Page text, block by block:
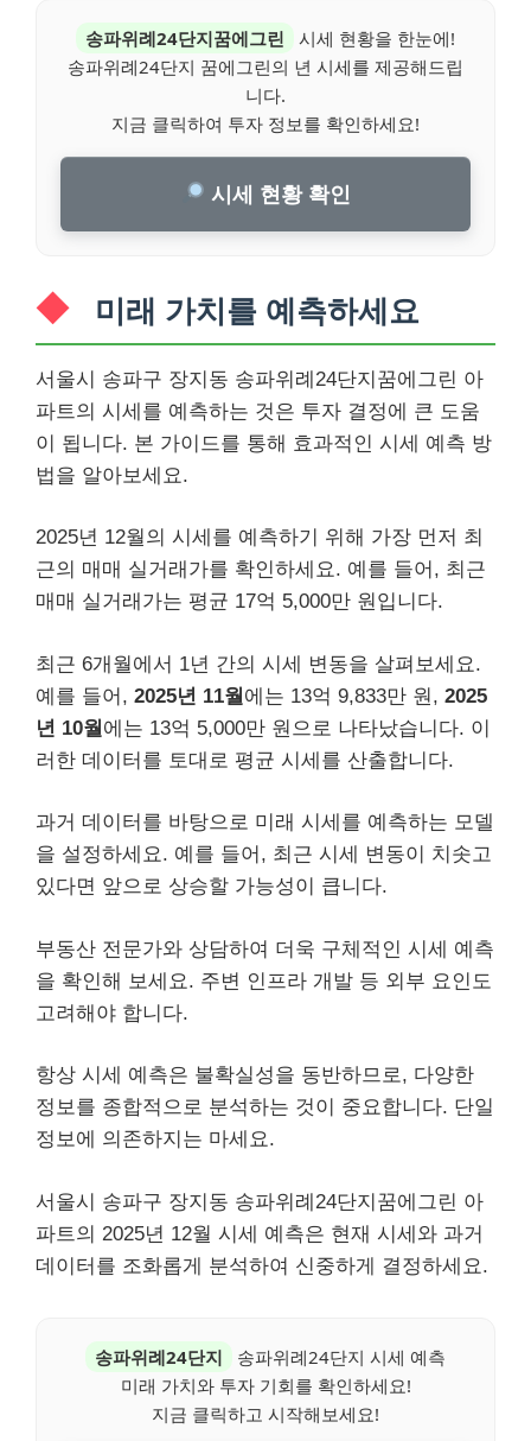
송파위례24단지꿈에그린
시세 현황을 한눈에!
송파위례24단지 꿈에그린의 년 시세를 제공해드립
니다.
지금 클릭하여 투자 정보를 확인하세요!
시세 현황 확인
미래 가치를 예측하세요
서울시 송파구 장지동 송파위례24단지꿈에그린 아
파트의 시세를 예측하는 것은 투자 결정에 큰 도움
이 됩니다. 본 가이드를 통해 효과적인 시세 예측 방
법을 알아보세요.
2025년 12월의 시세를 예측하기 위해 가장 먼저 최
근의 매매 실거래가를 확인하세요. 예를 들어, 최근
매매 실거래가는 평균 17억 5,000만 원입니다.
최근 6개월에서 1년 간의 시세 변동을 살펴보세요.
예를 들어, 2025년 11월 에는 13억 9,833만 원, 2025
년 10월 에는 13억 5,000만 원으로 나타났습니다. 이
러한 데이터를 토대로 평균 시세를 산출합니다.
과거 데이터를 바탕으로 미래 시세를 예측하는 모델
을 설정하세요. 예를 들어, 최근 시세 변동이 치솟고
있다면 앞으로 상승할 가능성이 큽니다.
부동산 전문가와 상담하여 더욱 구체적인 시세 예측
을 확인해 보세요. 주변 인프라 개발 등 외부 요인도
고려해야 합니다.
항상 시세 예측은 불확실성을 동반하므로, 다양한
정보를 종합적으로 분석하는 것이 중요합니다. 단일
정보에 의존하지는 마세요.
서울시 송파구 장지동 송파위례24단지꿈에그린 아
파트의 2025년 12월 시세 예측은 현재 시세와 과거
데이터를 조화롭게 분석하여 신중하게 결정하세요.
송파위례24단지
송파위례24단지 시세 예측
미래 가치와 투자 기회를 확인하세요!
지금 클릭하고 시작해보세요!